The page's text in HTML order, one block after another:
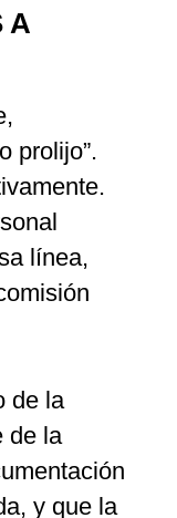
A
prolijo”.
línea,
de la
de la
y que la